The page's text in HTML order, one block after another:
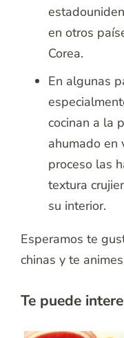
en otros
Corea.
En algunas
cocinan a la
ahumado en
proceso las
textura
su interior.
Esperamos te
chinas y te
Te puede